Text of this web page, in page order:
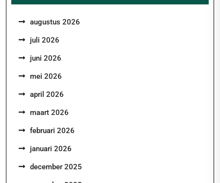
augustus 2026
juli 2026
juni 2026
mei 2026
april 2026
maart 2026
februari 2026
januari 2026
december 2025